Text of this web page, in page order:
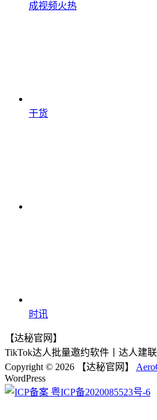
成视频火热
干货
时讯
【达秘官网】
TikTok达人批量邀约软件丨达人建
Copyright © 2026 【达秘官网】
WordPress
粤ICP备2020085523号-6